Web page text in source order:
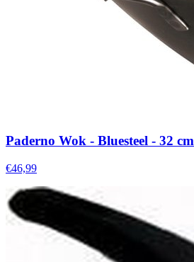
Paderno Wok - Bluesteel - 32 cm
€46,99